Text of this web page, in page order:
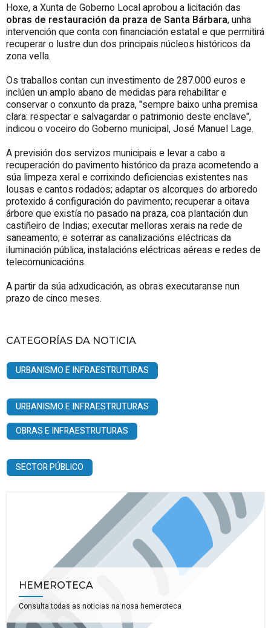
Hoxe, a Xunta de Goberno Local aprobou a licitación das
obras de restauración da praza de Santa Bárbara, unha
intervención que conta con financiación estatal e que permitirá
recuperar o lustre dun dos principais núcleos históricos da
zona vella.
Os traballos contan cun investimento de 287.000 euros e
inclúen un amplo abano de medidas para rehabilitar e
conservar o conxunto da praza, "sempre baixo unha premisa
clara: respectar e salvagardar o patrimonio deste enclave",
indicou o voceiro do Goberno municipal, José Manuel Lage.
A previsión dos servizos municipais e levar a cabo a
recuperación do pavimento histórico da praza acometendo a
súa limpeza xeral e corrixindo deficiencias existentes nas
lousas e cantos rodados; adaptar os alcorques do arboredo
protexido á configuración do pavimento; recuperar a oitava
árbore que existía no pasado na praza, coa plantación dun
castiñeiro de Indias; executar melloras xerais na rede de
saneamento; e soterrar as canalizacións eléctricas da
iluminación pública, instalacións eléctricas aéreas e redes de
telecomunicacións.
A partir da súa adxudicación, as obras executaranse nun
prazo de cinco meses.
CATEGORÍAS DA NOTICIA
URBANISMO E INFRAESTRUTURAS
URBANISMO E INFRAESTRUTURAS
OBRAS E INFRAESTRUTURAS
SECTOR PÚBLICO
HEMEROTECA
Consulta todas as noticias na nosa hemeroteca